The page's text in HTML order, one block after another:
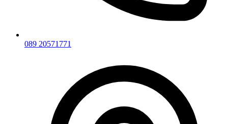
089 20571771